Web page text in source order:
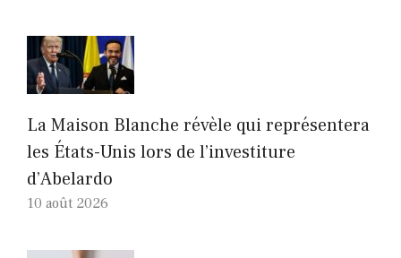
La Maison Blanche révèle qui représentera
les États-Unis lors de l’investiture
d’Abelardo
10 août 2026